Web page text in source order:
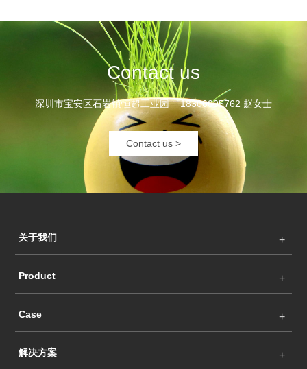
Contact us
深圳市宝安区石岩镇恒超工业园 18300005762 赵女士
Contact us >
关于我们
Product
Case
解决方案